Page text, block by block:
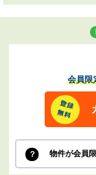
会員限
物件が会員